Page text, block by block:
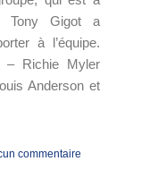
Tony Gigot a
à l’équipe.
– Richie Myler
Anderson et
commentaire